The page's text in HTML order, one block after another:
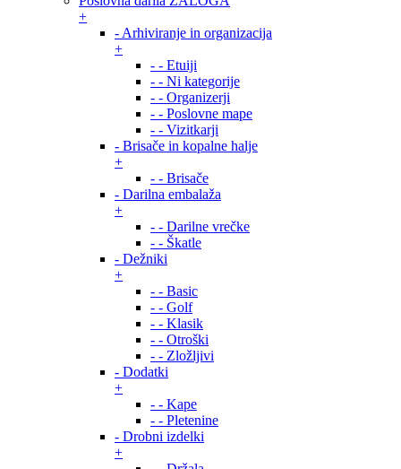
+
- Arhiviranje in organizacija
+
- - Etuiji
- - Ni kategorije
- - Organizerji
- - Poslovne mape
- - Vizitkarji
- Brisače in kopalne halje
+
- - Brisače
- Darilna embalaža
+
- - Darilne vrečke
- - Škatle
- Dežniki
+
- - Basic
- - Golf
- - Klasik
- - Otroški
- - Zložljivi
- Dodatki
+
- - Kape
- - Pletenine
- Drobni izdelki
+